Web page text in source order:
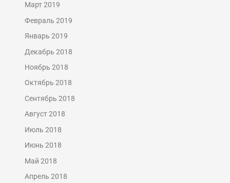
Март 2019
Февраль 2019
Январь 2019
Декабрь 2018
Ноябрь 2018
Октябрь 2018
Сентябрь 2018
Август 2018
Июль 2018
Июнь 2018
Май 2018
Апрель 2018